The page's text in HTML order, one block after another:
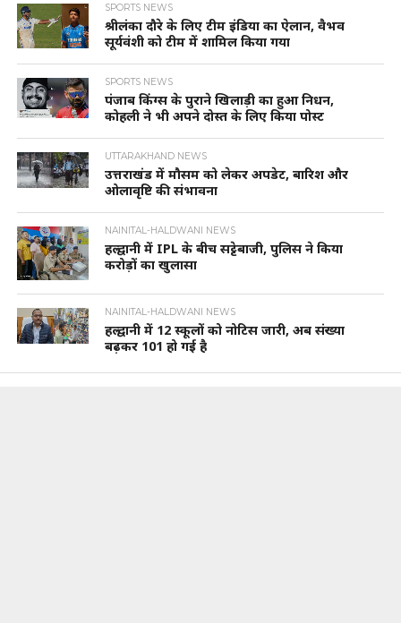
SPORTS NEWS
श्रीलंका दौरे के लिए टीम इंडिया का ऐलान, वैभव
सूर्यवंशी को टीम में शामिल किया गया
SPORTS NEWS
पंजाब किंग्स के पुराने खिलाड़ी का हुआ निधन,
कोहली ने भी अपने दोस्त के लिए किया पोस्ट
UTTARAKHAND NEWS
उत्तराखंड में मौसम को लेकर अपडेट, बारिश और
ओलावृष्टि की संभावना
NAINITAL-HALDWANI NEWS
हल्द्वानी में IPL के बीच सट्टेबाजी, पुलिस ने किया
करोड़ों का खुलासा
NAINITAL-HALDWANI NEWS
हल्द्वानी में 12 स्कूलों को नोटिस जारी, अब संख्या
बढ़कर 101 हो गई है